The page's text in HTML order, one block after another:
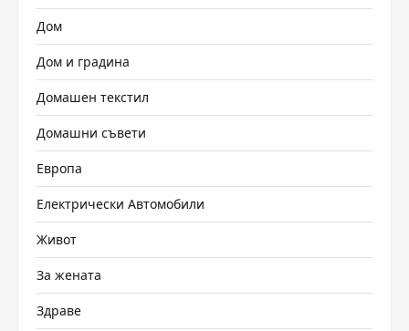
Дом
Дом и градина
Домашен текстил
Домашни съвети
Европа
Електрически Автомобили
Живот
За жената
Здраве